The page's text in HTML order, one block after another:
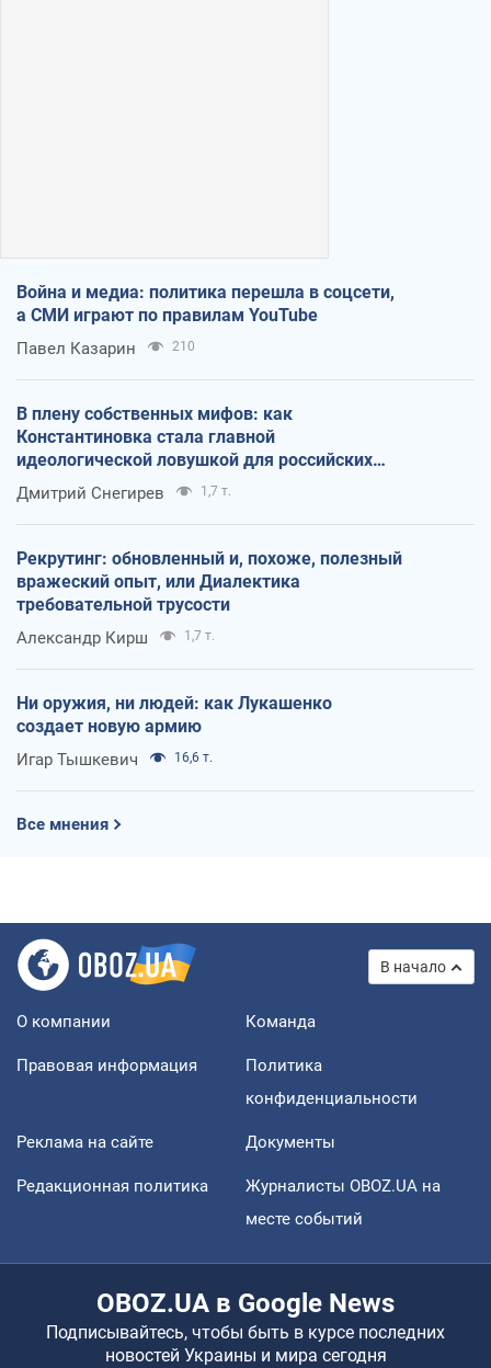
Война и медиа: политика перешла в соцсети,
а СМИ играют по правилам YouTube
Павел Казарин 210
В плену собственных мифов: как
Константиновка стала главной
идеологической ловушкой для российских
оккупантов
Дмитрий Снегирев 1,7 т.
Рекрутинг: обновленный и, похоже, полезный
вражеский опыт, или Диалектика
требовательной трусости
Александр Кирш 1,7 т.
Ни оружия, ни людей: как Лукашенко
создает новую армию
Игар Тышкевич 16,6 т.
Все мнения
В начало
О компании Команда
Правовая информация
Политика
конфиденциальности
Реклама на сайте Документы
Редакционная политика
Журналисты OBOZ.UA на
месте событий
OBOZ.UA в Google News
Подписывайтесь, чтобы быть в курсе последних
новостей Украины и мира сегодня